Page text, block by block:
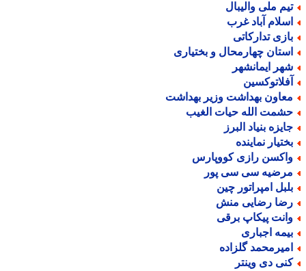
ملی والیبال
آباد غرب
تدارکاتی
چهارمحال و بختیاری
ایمانشهر
بهداشت وزیر بهداشت
الله حیات الغیب
بنیاد البرز
نماینده
رازی کووپارس
سی سی پور
امپراتور چین
رضایی منش
پیکاپ برقی
اجباری
گلزاده
دی وینتر